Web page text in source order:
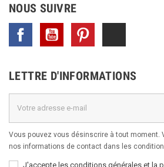
NOUS SUIVRE
Facebook YouTube
LETTRE D'INFORMATIONS
Vous pouvez vous désinscrire à tout moment.
nos informations de contact dans les
J'accepte les conditions générales et la